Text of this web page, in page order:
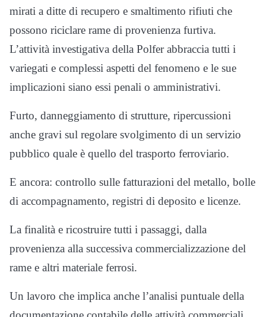
mirati a ditte di recupero e smaltimento rifiuti che
possono riciclare rame di provenienza furtiva.
L’attività investigativa della Polfer abbraccia tutti i
variegati e complessi aspetti del fenomeno e le sue
implicazioni siano essi penali o amministrativi.
Furto, danneggiamento di strutture, ripercussioni
anche gravi sul regolare svolgimento di un servizio
pubblico quale è quello del trasporto ferroviario.
E ancora: controllo sulle fatturazioni del metallo, bolle
di accompagnamento, registri di deposito e licenze.
La finalità e ricostruire tutti i passaggi, dalla
provenienza alla successiva commercializzazione del
rame e altri materiale ferrosi.
Un lavoro che implica anche l’analisi puntuale della